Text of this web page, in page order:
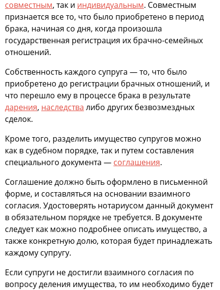
совместным, так и индивидуальным. Совместным
признается все то, что было приобретено в период
брака, начиная со дня, когда произошла
государственная регистрация их брачно-семейных
отношений.
Собственность каждого супруга — то, что было
приобретено до регистрации брачных отношений, и
что перешло ему в процессе брака в результате
дарения, наследства либо других безвозмездных
сделок.
Кроме того, разделить имущество супругов можно
как в судебном порядке, так и путем составления
специального документа — соглашения.
Соглашение должно быть оформлено в письменной
форме, и составляться на основании взаимного
согласия. Удостоверять нотариусом данный документ
в обязательном порядке не требуется. В документе
следует как можно подробнее описать имущество, а
также конкретную долю, которая будет принадлежать
каждому супругу.
Если супруги не достигли взаимного согласия по
вопросу деления имущества, то им необходимо будет